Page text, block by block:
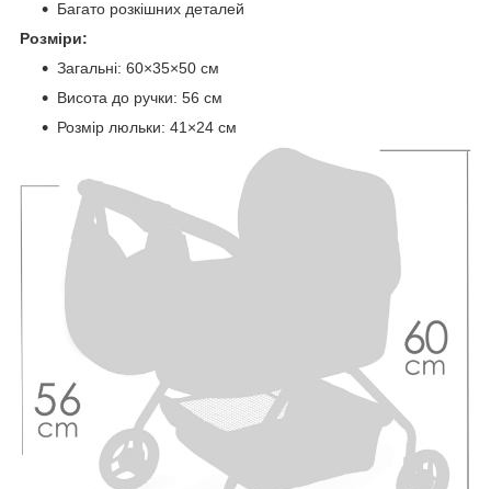
Багато розкішних деталей
Розміри:
Загальні: 60×35×50 см
Висота до ручки: 56 см
Розмір люльки: 41×24 см